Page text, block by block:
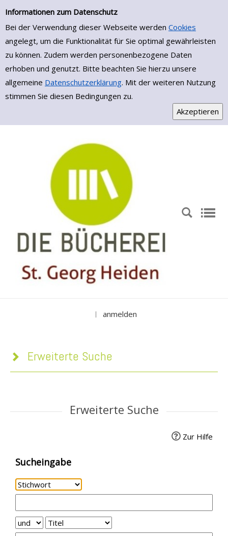
Erweiterte Suche
Informationen zum Datenschutz
Bei der Verwendung dieser Webseite werden Cookies
angelegt, um die Funktionalität für Sie optimal gewährleisten
zu können. Zudem werden personenbezogene Daten
erhoben und genutzt. Bitte beachten Sie hierzu unsere
allgemeine Datenschutzerklärung. Mit der weiteren Nutzung
stimmen Sie diesen Bedingungen zu.
Zur erweiterten Suche springen
| anmelden
Erweiterte Suche
Erweiterte Suche
Zur Hilfe
Sucheingabe